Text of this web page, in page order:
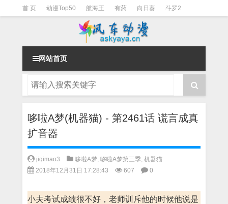
首 页 动漫Top50 航海王 有药 向日葵 斗罗2
一拳超人 柯南 阴阳师
网站首页
哆啦A梦(机器猫) - 第2461话 谎言成真
扩音器
jiqimao3 哆啦A梦, 哆啦A梦第三季, 机器猫
2018年12月31日 17:28:43
607 0
小夫考试成绩很不好，老师训斥他的时候他说是